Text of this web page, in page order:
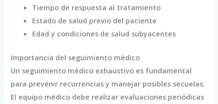
Tiempo de respuesta al tratamiento
Estado de salud previo del paciente
Edad y condiciones de salud subyacentes
Importancia del seguimiento médico
Un seguimiento médico exhaustivo es fundamental
para prevenir recurrencias y manejar posibles secuelas.
El equipo médico debe realizar evaluaciones periódicas